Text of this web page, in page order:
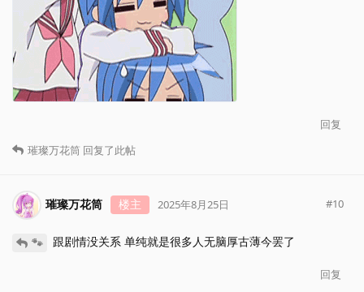
回复
璀璨万花筒 回复了此帖
璀璨万花筒 楼主 2025年8月25日 #10
🐾 跟剧情没关系 单纯就是很多人无脑厚古薄今罢了
回复